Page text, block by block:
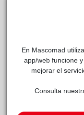
En Mascomad
app/web funcione
mejorar el
Consulta